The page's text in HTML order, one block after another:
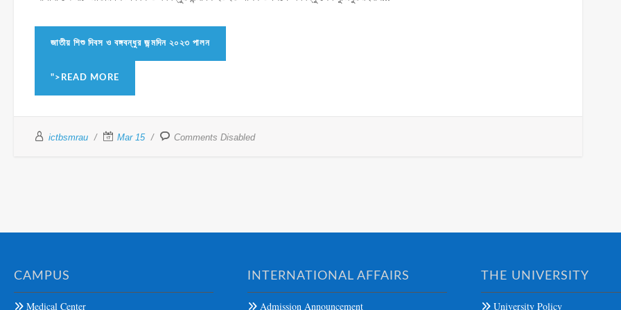
জাতীয় শিশু দিবস ও বঙ্গবন্ধুর জন্মদিন ২০২৩ পালন
">READ MORE
ictbsmrau Mar 15 Comments Disabled
CAMPUS
Medical Center
INTERNATIONAL AFFAIRS
Admission Announcement
THE UNIVERSITY
University Policy